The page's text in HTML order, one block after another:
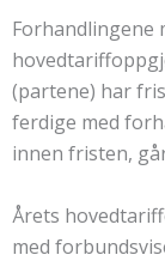
Forhandlingene
(partene) har
ferdige med
innen fristen,
Årets
med